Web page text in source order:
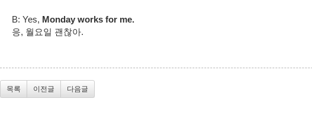
B: Yes, Monday works for me.
응, 월요일 괜찮아​.
목록 이전글 다음글